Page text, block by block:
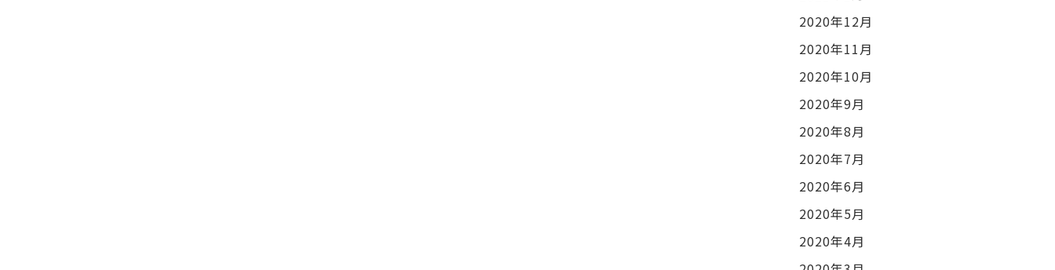
2020年12月
2020年11月
2020年10月
2020年9月
2020年8月
2020年7月
2020年6月
2020年5月
2020年4月